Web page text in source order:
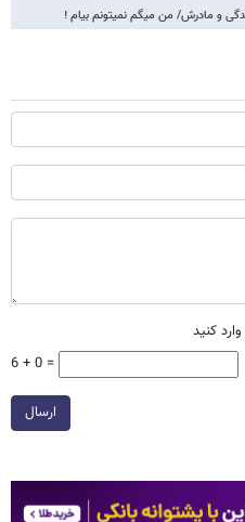
و مادرش/ من میگم نمیتونم بیام !
کنید
6 + 0 =
ارسال